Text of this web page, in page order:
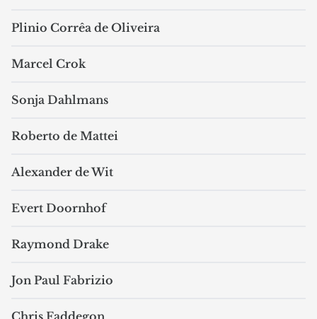
Plinio Corrêa de Oliveira
Marcel Crok
Sonja Dahlmans
Roberto de Mattei
Alexander de Wit
Evert Doornhof
Raymond Drake
Jon Paul Fabrizio
Chris Faddegon